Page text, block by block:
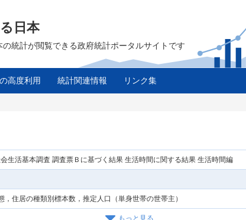
日本
統計が閲覧できる政府統計ポータルサイトです
高度利用 統計関連情報 リンク集
生活基本調査 調査票Ｂに基づく結果 生活時間に関する結果 生活時間編
，住居の種類別標本数，推定人口（単身世帯の世帯主）
もっと見る